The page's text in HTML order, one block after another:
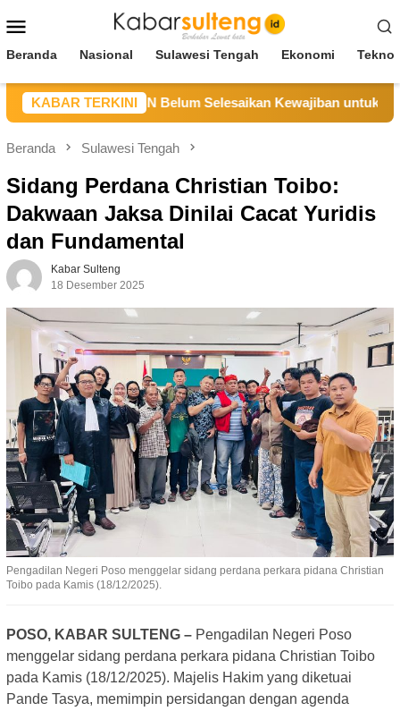
ke
Mobile
Beranda Nasional Sulawesi Tengah Ekonomi
KABAR TERKINI
Sebut CV BBN Belum Selesaikan Kewajiban untuk Kegiatan
Beranda Sulawesi Tengah
Sidang Perdana Christian Toibo:
Dakwaan Jaksa Dinilai Cacat Yuridis
dan Fundamental
Kabar Sulteng
18 Desember 2025
Pengadilan Negeri Poso menggelar sidang perdana perkara pidana Christian
Toibo pada Kamis (18/12/2025).
POSO, KABAR SULTENG – Pengadilan Negeri Poso
menggelar sidang perdana perkara pidana Christian Toibo
pada Kamis (18/12/2025). Majelis Hakim yang diketuai
Pande Tasya, memimpin persidangan dengan agenda